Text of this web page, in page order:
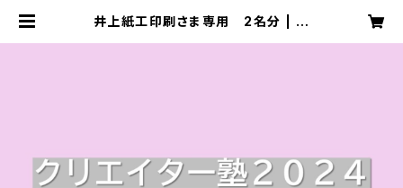
井上紙工印刷さま専用 2名分 | 合